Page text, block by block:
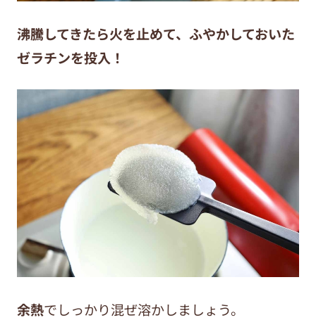
沸騰してきたら火を止めて、ふやかしておいた
ゼラチンを投入！
余熱でしっかり混ぜ溶かしましょう。